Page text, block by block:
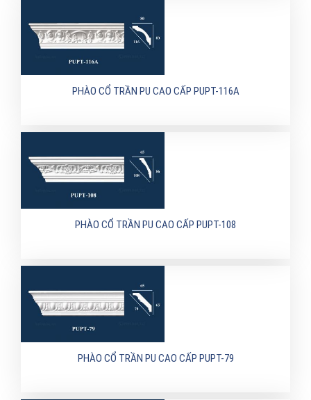
PHÀO CỔ TRẦN PU CAO CẤP PUPT-116A
PHÀO CỔ TRẦN PU CAO CẤP PUPT-108
PHÀO CỔ TRẦN PU CAO CẤP PUPT-79